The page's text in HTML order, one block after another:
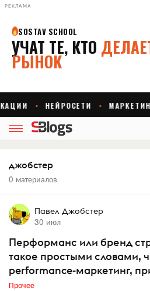
РЕКЛАМА
джобстер
0 материалов
Павел Джобстер
30 июл
Перформанс или бренд
такое простыми словами,
performance-маркетинг,
Прочее